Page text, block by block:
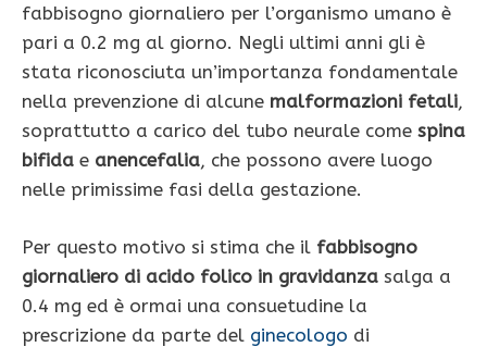
fabbisogno giornaliero per l’organismo umano è
pari a 0.2 mg al giorno. Negli ultimi anni gli è
stata riconosciuta un’importanza fondamentale
nella prevenzione di alcune malformazioni fetali,
soprattutto a carico del tubo neurale come spina
bifida e anencefalia, che possono avere luogo
nelle primissime fasi della gestazione.
Per questo motivo si stima che il fabbisogno
giornaliero di acido folico in gravidanza salga a
0.4 mg ed è ormai una consuetudine la
prescrizione da parte del ginecologo di